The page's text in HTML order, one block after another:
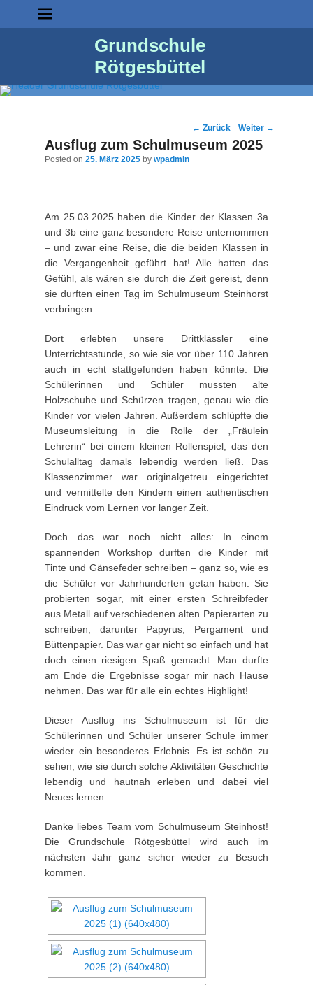
Grundschule
Rötgesbüttel
Post
navigation
← Zurück Weiter →
Ausflug zum Schulmuseum 2025
Posted on 25. März 2025 by wpadmin
Am 25.03.2025 haben die Kinder der Klassen 3a
und 3b eine ganz besondere Reise unternommen
– und zwar eine Reise, die die beiden Klassen in
die Vergangenheit geführt hat! Alle hatten das
Gefühl, als wären sie durch die Zeit gereist, denn
sie durften einen Tag im Schulmuseum Steinhorst
verbringen.
Dort erlebten unsere Drittklässler eine
Unterrichtsstunde, so wie sie vor über 110 Jahren
auch in echt stattgefunden haben könnte. Die
Schülerinnen und Schüler mussten alte
Holzschuhe und Schürzen tragen, genau wie die
Kinder vor vielen Jahren. Außerdem schlüpfte die
Museumsleitung in die Rolle der „Fräulein
Lehrerin“ bei einem kleinen Rollenspiel, das den
Schulalltag damals lebendig werden ließ. Das
Klassenzimmer war originalgetreu eingerichtet
und vermittelte den Kindern einen authentischen
Eindruck vom Lernen vor langer Zeit.
Doch das war noch nicht alles: In einem
spannenden Workshop durften die Kinder mit
Tinte und Gänsefeder schreiben – ganz so, wie es
die Schüler vor Jahrhunderten getan haben. Sie
probierten sogar, mit einer ersten Schreibfeder
aus Metall auf verschiedenen alten Papierarten zu
schreiben, darunter Papyrus, Pergament und
Büttenpapier. Das war gar nicht so einfach und hat
doch einen riesigen Spaß gemacht. Man durfte
am Ende die Ergebnisse sogar mir nach Hause
nehmen. Das war für alle ein echtes Highlight!
Dieser Ausflug ins Schulmuseum ist für die
Schülerinnen und Schüler unserer Schule immer
wieder ein besonderes Erlebnis. Es ist schön zu
sehen, wie sie durch solche Aktivitäten Geschichte
lebendig und hautnah erleben und dabei viel
Neues lernen.
Danke liebes Team vom Schulmuseum Steinhost!
Die Grundschule Rötgesbüttel wird auch im
nächsten Jahr ganz sicher wieder zu Besuch
kommen.